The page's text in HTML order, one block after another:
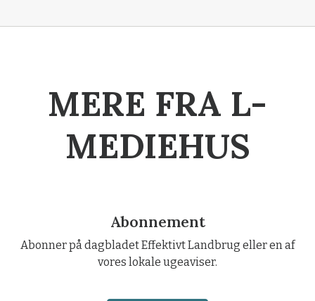
MERE FRA L-
MEDIEHUS
Abonnement
Abonner på dagbladet Effektivt Landbrug eller en af
vores lokale ugeaviser.